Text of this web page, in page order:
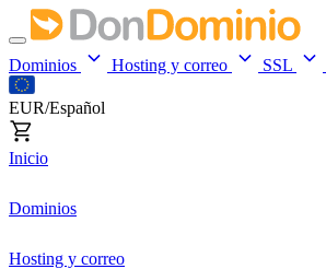
Dominios Hosting y correo SSL
EUR/Español
Inicio
Dominios
Hosting y correo